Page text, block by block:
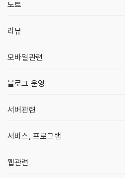
노트
리뷰
모바일관련
블로그 운영
서버관련
서비스, 프로그램
웹관련